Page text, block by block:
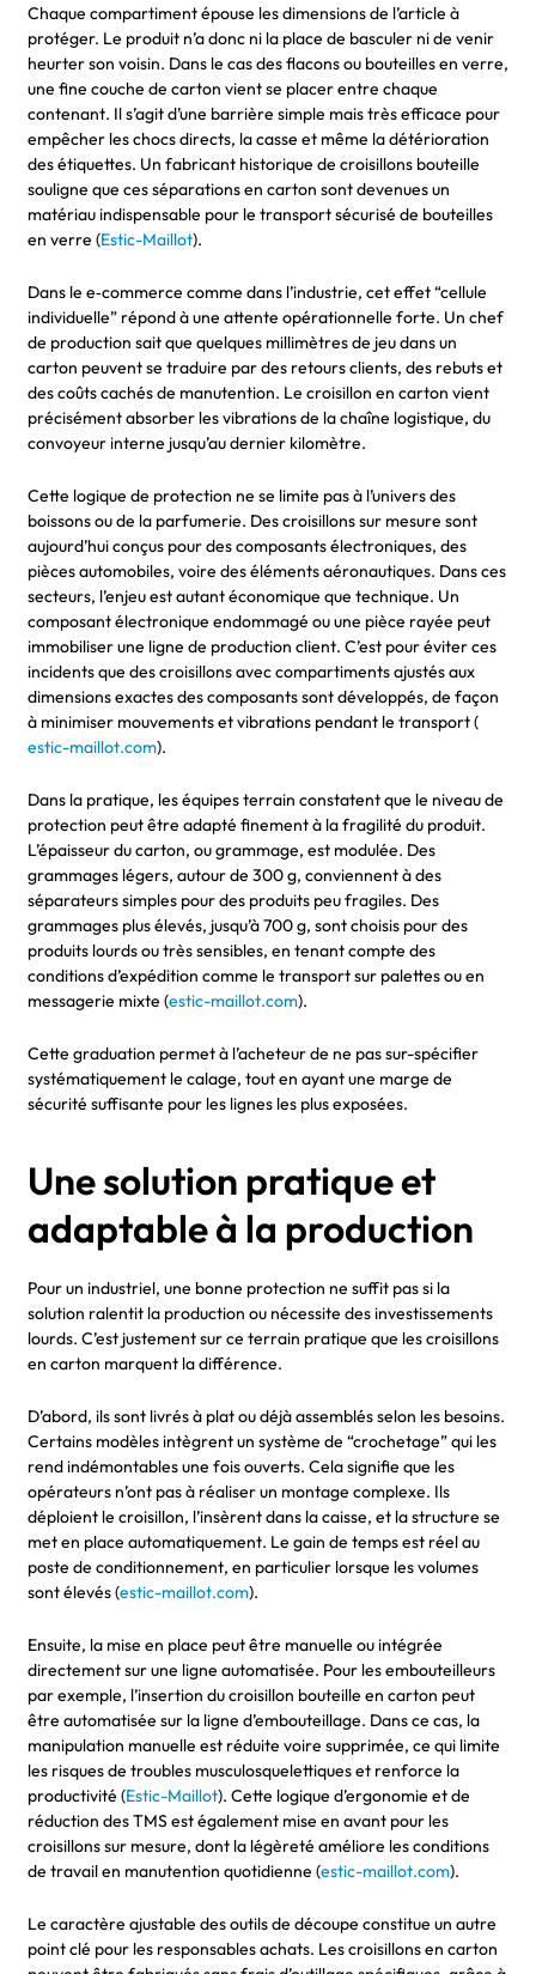
Chaque compartiment épouse les dimensions de l’article à
protéger. Le produit n’a donc ni la place de basculer ni de venir
heurter son voisin. Dans le cas des flacons ou bouteilles en verre,
une fine couche de carton vient se placer entre chaque
contenant. Il s’agit d’une barrière simple mais très efficace pour
empêcher les chocs directs, la casse et même la détérioration
des étiquettes. Un fabricant historique de croisillons bouteille
souligne que ces séparations en carton sont devenues un
matériau indispensable pour le transport sécurisé de bouteilles
en verre (Estic-Maillot).
Dans le e‑commerce comme dans l’industrie, cet effet “cellule
individuelle” répond à une attente opérationnelle forte. Un chef
de production sait que quelques millimètres de jeu dans un
carton peuvent se traduire par des retours clients, des rebuts et
des coûts cachés de manutention. Le croisillon en carton vient
précisément absorber les vibrations de la chaîne logistique, du
convoyeur interne jusqu’au dernier kilomètre.
Cette logique de protection ne se limite pas à l’univers des
boissons ou de la parfumerie. Des croisillons sur mesure sont
aujourd’hui conçus pour des composants électroniques, des
pièces automobiles, voire des éléments aéronautiques. Dans ces
secteurs, l’enjeu est autant économique que technique. Un
composant électronique endommagé ou une pièce rayée peut
immobiliser une ligne de production client. C’est pour éviter ces
incidents que des croisillons avec compartiments ajustés aux
dimensions exactes des composants sont développés, de façon
à minimiser mouvements et vibrations pendant le transport (
estic-maillot.com).
Dans la pratique, les équipes terrain constatent que le niveau de
protection peut être adapté finement à la fragilité du produit.
L’épaisseur du carton, ou grammage, est modulée. Des
grammages légers, autour de 300 g, conviennent à des
séparateurs simples pour des produits peu fragiles. Des
grammages plus élevés, jusqu’à 700 g, sont choisis pour des
produits lourds ou très sensibles, en tenant compte des
conditions d’expédition comme le transport sur palettes ou en
messagerie mixte (estic-maillot.com).
Cette graduation permet à l’acheteur de ne pas sur-spécifier
systématiquement le calage, tout en ayant une marge de
sécurité suffisante pour les lignes les plus exposées.
Une solution pratique et
adaptable à la production
Pour un industriel, une bonne protection ne suffit pas si la
solution ralentit la production ou nécessite des investissements
lourds. C’est justement sur ce terrain pratique que les croisillons
en carton marquent la différence.
D’abord, ils sont livrés à plat ou déjà assemblés selon les besoins.
Certains modèles intègrent un système de “crochetage” qui les
rend indémontables une fois ouverts. Cela signifie que les
opérateurs n’ont pas à réaliser un montage complexe. Ils
déploient le croisillon, l’insèrent dans la caisse, et la structure se
met en place automatiquement. Le gain de temps est réel au
poste de conditionnement, en particulier lorsque les volumes
sont élevés (estic-maillot.com).
Ensuite, la mise en place peut être manuelle ou intégrée
directement sur une ligne automatisée. Pour les embouteilleurs
par exemple, l’insertion du croisillon bouteille en carton peut
être automatisée sur la ligne d’embouteillage. Dans ce cas, la
manipulation manuelle est réduite voire supprimée, ce qui limite
les risques de troubles musculosquelettiques et renforce la
productivité (Estic-Maillot). Cette logique d’ergonomie et de
réduction des TMS est également mise en avant pour les
croisillons sur mesure, dont la légèreté améliore les conditions
de travail en manutention quotidienne (estic-maillot.com).
Le caractère ajustable des outils de découpe constitue un autre
point clé pour les responsables achats. Les croisillons en carton